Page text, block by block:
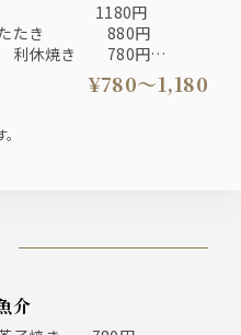
たき 1180円
炭たたき 880円
利休焼き 780円
わさび焼き 780円¥780〜1,180
介